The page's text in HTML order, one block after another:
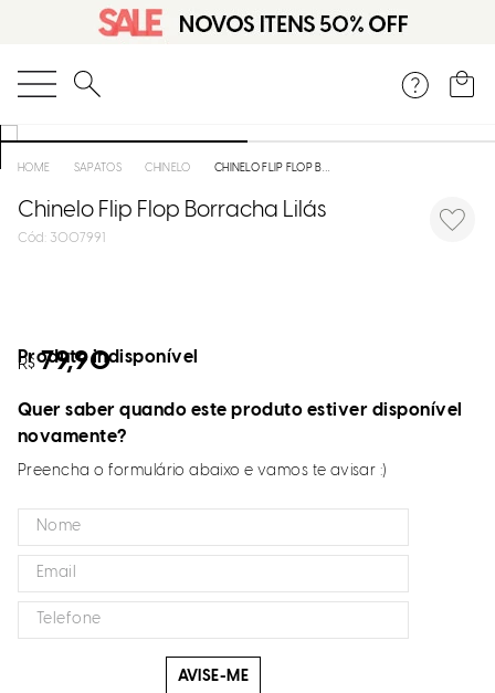
O que você está procurando?
SAPATOS CHINELO CHINELO FLIP FLOP BORRACHA LILÁS
Chinelo Flip Flop Borracha Lilás
: 3007991
R$ 79,90
Produto indisponível
Quer saber quando este produto estiver disponível
novamente?
Preencha o formulário abaixo e vamos te avisar :)
AVISE-ME